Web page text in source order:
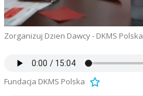
Zorganizuj Dzien Dawcy - DKMS Polska
Fundacja DKMS Polska